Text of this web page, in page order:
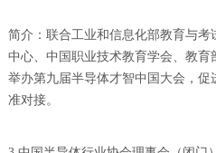
简介：联合工业和信息化部教育与
中心、中国职业技术教育学会、教育
举办第九届半导体才智中国大会，
准对接。